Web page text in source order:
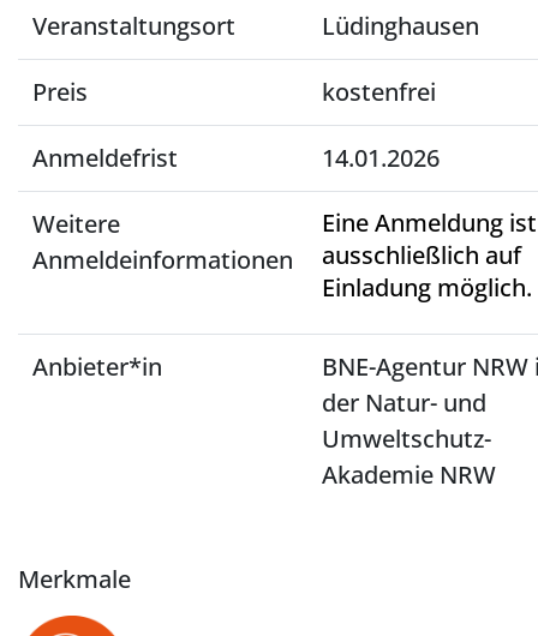
Veranstaltungsort Lüdinghausen
Preis kostenfrei
Anmeldefrist 14.01.2026
Weitere
Anmeldeinformationen
Eine Anmeldung ist
ausschließlich auf
Einladung möglich.
Anbieter*in
BNE-Agentur NRW
der Natur- und
Umweltschutz-
Akademie NRW
Merkmale